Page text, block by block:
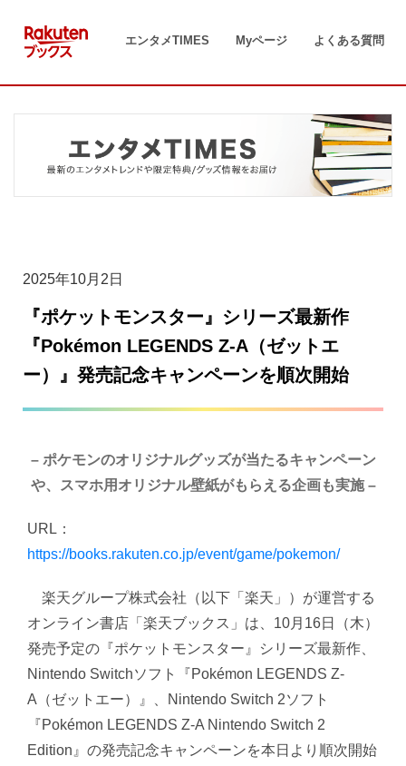
エンタメTIMES Myページ よくある質問
2025年10月2日
『ポケットモンスター』シリーズ最新作
『Pokémon LEGENDS Z-A（ゼットエ
ー）』発売記念キャンペーンを順次開始
– ポケモンのオリジナルグッズが当たるキャンペーン
や、スマホ用オリジナル壁紙がもらえる企画も実施 –
URL：
https://books.rakuten.co.jp/event/game/pokemon/
楽天グループ株式会社（以下「楽天」）が運営する
オンライン書店「楽天ブックス」は、10月16日（木）
発売予定の『ポケットモンスター』シリーズ最新作、
Nintendo Switchソフト『Pokémon LEGENDS Z-
A（ゼットエー）』、Nintendo Switch 2ソフト
『Pokémon LEGENDS Z-A Nintendo Switch 2
Edition』の発売記念キャンペーンを本日より順次開始